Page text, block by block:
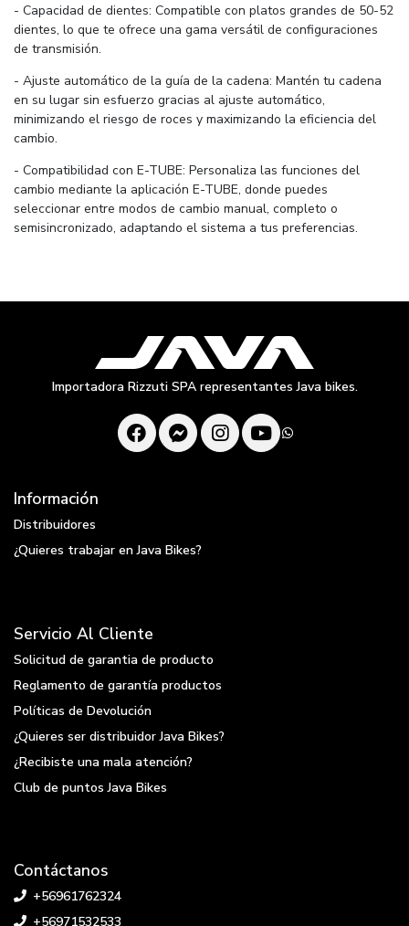
- Capacidad de dientes: Compatible con platos grandes de 50-52
dientes, lo que te ofrece una gama versátil de configuraciones
de transmisión.
- Ajuste automático de la guía de la cadena: Mantén tu cadena
en su lugar sin esfuerzo gracias al ajuste automático,
minimizando el riesgo de roces y maximizando la eficiencia del
cambio.
- Compatibilidad con E-TUBE: Personaliza las funciones del
cambio mediante la aplicación E-TUBE, donde puedes
seleccionar entre modos de cambio manual, completo o
semisincronizado, adaptando el sistema a tus preferencias.
Importadora Rizzuti SPA representantes Java bikes.
Información
Distribuidores
¿Quieres trabajar en Java Bikes?
Servicio Al Cliente
Solicitud de garantia de producto
Reglamento de garantía productos
Políticas de Devolución
¿Quieres ser distribuidor Java Bikes?
¿Recibiste una mala atención?
Club de puntos Java Bikes
Contáctanos
+56961762324
+56971532533